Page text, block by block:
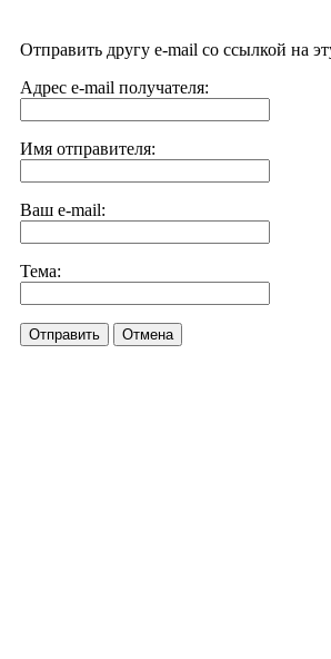
Отправить другу e-mail со ссылкой на
Адрес e-mail получателя:
Имя отправителя:
Ваш e-mail:
Тема:
Отправить Отмена